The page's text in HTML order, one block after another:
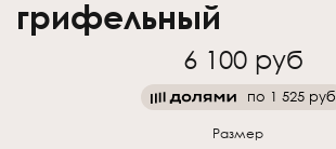
грифельный
6 100 руб
по 1 525 руб
Размер